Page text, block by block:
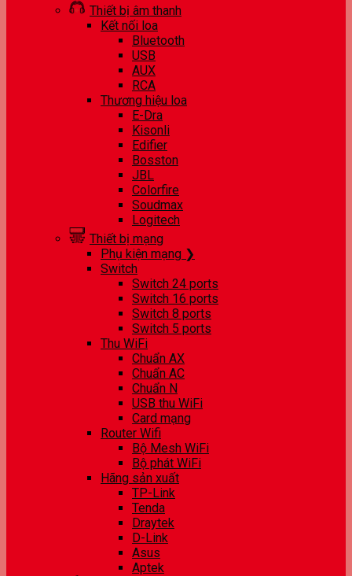
Thiết bị âm thanh
Kết nối loa
Bluetooth
USB
AUX
RCA
Thương hiệu loa
E-Dra
Kisonli
Edifier
Bosston
JBL
Colorfire
Soudmax
Logitech
Thiết bị mạng
Phụ kiện mạng ❯
Switch
Switch 24 ports
Switch 16 ports
Switch 8 ports
Switch 5 ports
Thu WiFi
Chuẩn AX
Chuẩn AC
Chuẩn N
USB thu WiFi
Card mạng
Router Wifi
Bộ Mesh WiFi
Bộ phát WiFi
Hãng sản xuất
TP-Link
Tenda
Draytek
D-Link
Asus
Aptek